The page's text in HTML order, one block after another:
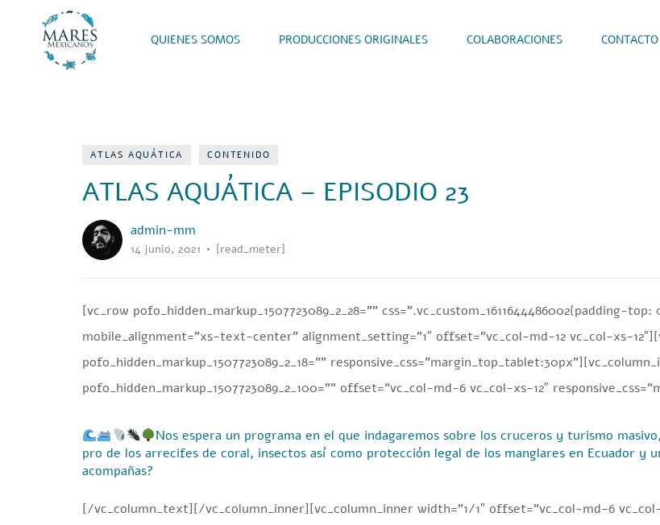
QUIENES SOMOS PRODUCCIONES ORIGINALES COLABORACIONES CONTACTO
ATLAS AQUÁTICA CONTENIDO
ATLAS AQUÁTICA – EPISODIO 23
admin-mm
14 junio, 2021 [read_meter]
[vc_row pofo_hidden_markup_1507723089_2_28=”” css=”.vc_custom_1611644486002{padding-
mobile_alignment=”xs-text-center” alignment_setting=”1″ offset=”vc_col-md-12 vc_col-xs-
pofo_hidden_markup_1507723089_2_18=””
pofo_hidden_markup_1507723089_2_100=”” offset=”vc_col-md-6 vc_col-xs-12″
Nos espera un programa en el que indagaremos sobre los cruceros y turismo
pro de los arrecifes de coral, insectos así como protección legal de los manglares en Ecuador y
acompañas?
[/vc_column_text][/vc_column_inner][vc_column_inner width=”1/1″ offset=”vc_col-md-6